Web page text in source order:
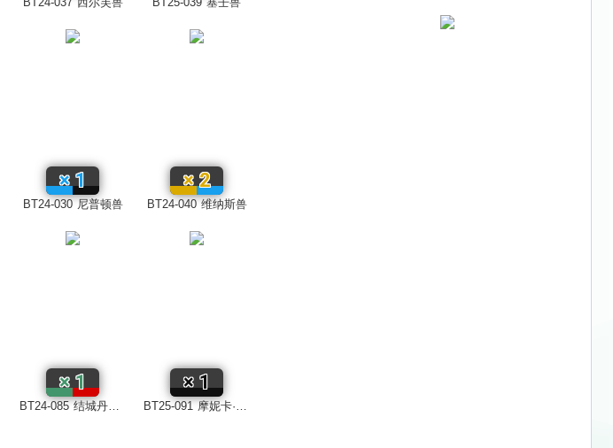
BT24-030 尼普顿兽
×1
BT24-040 维纳斯兽
×2
BT24-085 结城丹＆结城卡娜
×1
BT25-091 摩妮卡·希蒙丝
×1